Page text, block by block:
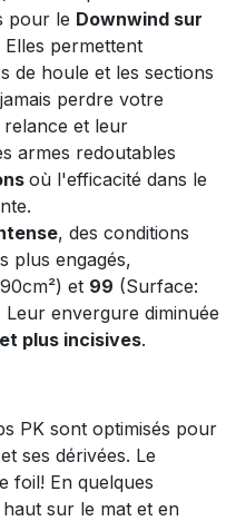
pour le Downwind sur
permettent
de houle et les sections
perdre votre
relance et leur
armes redoutables
où l'efficacité dans le
, des conditions
plus engagés,
et 99 (Surface:
Leur envergure diminuée
plus incisives.
PK sont optimisés pour
ses dérivées. Le
foil! En quelques
sur le mat et en